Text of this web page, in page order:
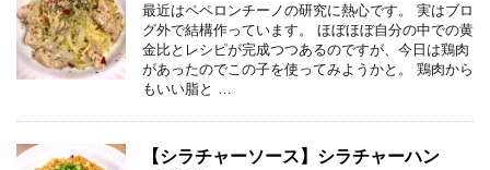
最近はペペロンチーノの研究に熱心です。 実はブロ
グ外で結構作っています。 ほぼほぼ自分の中での黄
金比とレシピが完成つつあるのですが、今日は鶏肉
があったのでこの子を使ってみようかと。 鶏肉から
もいい脂と …
【シラチャーソース】シラチャーハン